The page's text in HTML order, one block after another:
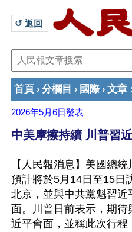
↺ 返回
首頁 › 分欄目 › 國際› 文章
2026年5月6日發表
中美摩擦持續 川普習
【人民報消息】美國總統
預計將於5月14日至15日
北京，並與中共黨魁習近
面。川普日前表示，期待
近平會面，並稱此次行程